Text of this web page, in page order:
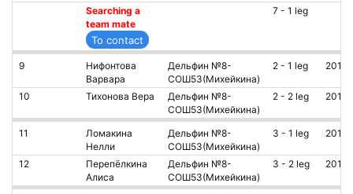
Searching a
team mate
7 - 1 leg
9
Нифонтова
Варвара
Дельфин №8-
СОШ53(Михейкина)
2 - 1 leg 2011
10 Тихонова Вера
Дельфин №8-
СОШ53(Михейкина)
2 - 2 leg 2012
11
Ломакина
Нелли
Дельфин №8-
СОШ53(Михейкина)
3 - 1 leg 2010
12
Перепёлкина
Алиса
Дельфин №8-
СОШ53(Михейкина)
3 - 2 leg 2010